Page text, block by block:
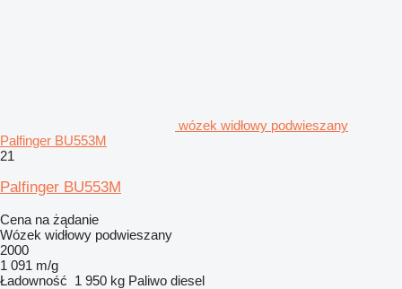
wózek widłowy podwieszany
Palfinger BU553M
21
Palfinger BU553M
Cena na żądanie
Wózek widłowy podwieszany
2000
1 091 m/g
Ładowność 1 950 kg Paliwo diesel